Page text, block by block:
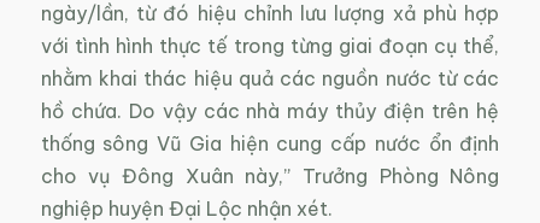
ngày/lần, từ đó hiệu chỉnh lưu lượng xả phù hợp
với tình hình thực tế trong từng giai đoạn cụ thể,
nhằm khai thác hiệu quả các nguồn nước từ các
hồ chứa. Do vậy các nhà máy thủy điện trên hệ
thống sông Vũ Gia hiện cung cấp nước ổn định
cho vụ Đông Xuân này,” Trưởng Phòng Nông
nghiệp huyện Đại Lộc nhận xét.